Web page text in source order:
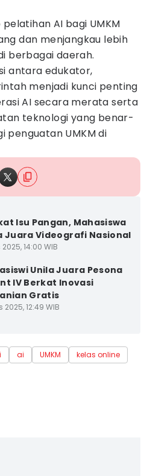
AI bagi UMKM
dan menjangkau lebih
berbagai daerah.
antara edukator,
menjadi kunci penting
AI secara merata serta
teknologi yang benar-
penguatan UMKM di
Isu Pangan, Mahasiswa
Juara Videografi Nasional
2025, 14:00 WIB
Unila Juara Pesona
IV Berkat Inovasi
Gratis
2025, 12:49 WIB
ai UMKM
kelas online